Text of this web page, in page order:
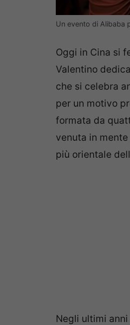
Un evento di Alibaba
Oggi in Cina si
Valentino
che si celebra
per un motivo
formata da
venuta in
più orientale
Negli ultimi